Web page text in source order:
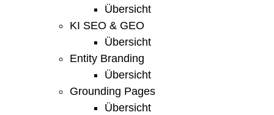
Übersicht
KI SEO & GEO
Übersicht
Entity Branding
Übersicht
Grounding Pages
Übersicht